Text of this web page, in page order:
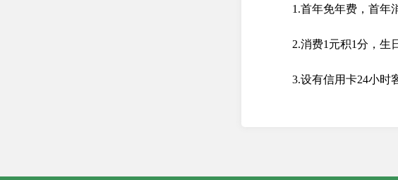
1.首年免年费，首年
2.消费1元积1分，生
3.设有信用卡24小时